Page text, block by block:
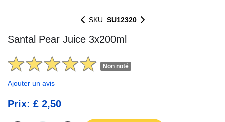
SKU: SU12320
Santal Pear Juice 3x200ml
Non noté
Ajouter un avis
Prix: £ 2,50